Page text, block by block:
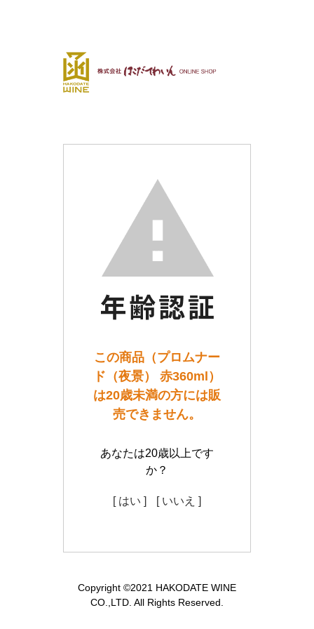
この商品（プロムナー
ド（夜景） 赤360ml）
は20歳未満の方には販
売できません。
あなたは20歳以上です
か？
[ はい ] [ いいえ ]
Copyright ©2021 HAKODATE WINE
CO.,LTD. All Rights Reserved.